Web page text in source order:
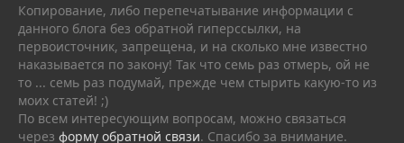
Копирование, либо перепечатывание информации с
данного блога без обратной гиперссылки, на
первоисточник, запрещена, и на сколько мне известно
наказывается по закону! Так что семь раз отмерь, ой не
то ... семь раз подумай, прежде чем стырить какую-то из
моих статей! ;)
По всем интересующим вопросам, можно связаться
через форму обратной связи. Спасибо за внимание.